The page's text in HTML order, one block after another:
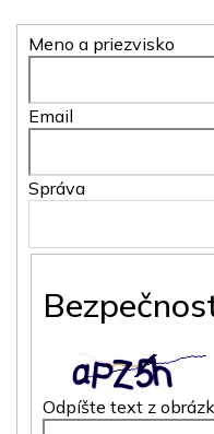
Meno a priezvisko
Email
Správa
Odpíšte text z